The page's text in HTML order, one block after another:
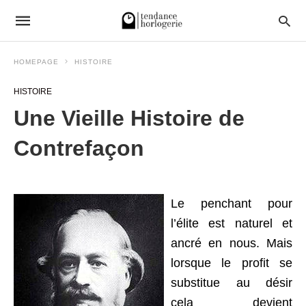
HOMEPAGE HISTOIRE
HISTOIRE
Une Vieille Histoire de
Contrefaçon
Le penchant pour
l’élite est naturel et
ancré en nous. Mais
lorsque le profit se
substitue au désir
cela devient